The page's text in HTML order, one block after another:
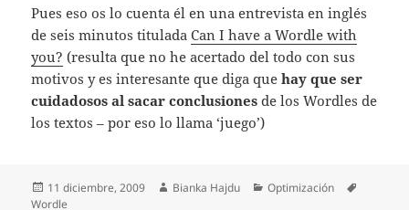
Pues eso os lo cuenta él en una entrevista en inglés
de seis minutos tituladaCan I have a Wordle with
you? (resulta que no he acertado del todo con sus
motivos y es interesante que diga quehay que ser
cuidadosos al sacar conclusiones de los Wordles de
los textos – por eso lo llama ‘juego’)
Publicado
el
11 diciembre, 2009 Autor
Bianka Hajdu Categorías
Optimización
Wordle